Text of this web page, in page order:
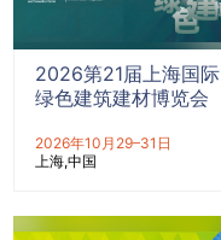
2026第21届上海国际
绿色建筑建材博览会
2026年10月29–31日
上海 中国